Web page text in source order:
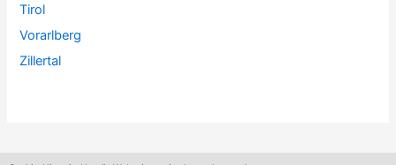
Tirol
Vorarlberg
Zillertal